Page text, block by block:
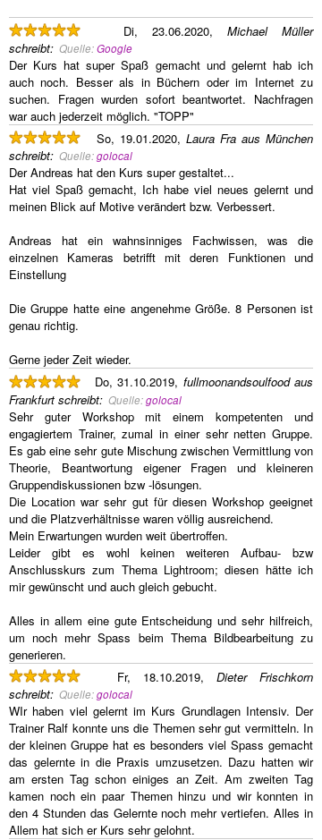
Di, 23.06.2020, Michael Müller
schreibt: Quelle:Google
Der Kurs hat super Spaß gemacht und gelernt hab ich
auch noch. Besser als in Büchern oder im Internet zu
suchen. Fragen wurden sofort beantwortet. Nachfragen
war auch jederzeit möglich. "TOPP"
So, 19.01.2020, Laura Fra aus München
schreibt: Quelle:golocal
Der Andreas hat den Kurs super gestaltet...
Hat viel Spaß gemacht, Ich habe viel neues gelernt und
meinen Blick auf Motive verändert bzw. Verbessert.
Andreas hat ein wahnsinniges Fachwissen, was die
einzelnen Kameras betrifft mit deren Funktionen und
Einstellung
Die Gruppe hatte eine angenehme Größe. 8 Personen ist
genau richtig.
Gerne jeder Zeit wieder.
Do, 31.10.2019, fullmoonandsoulfood aus
Frankfurt schreibt: Quelle:golocal
Sehr guter Workshop mit einem kompetenten und
engagiertem Trainer, zumal in einer sehr netten Gruppe.
Es gab eine sehr gute Mischung zwischen Vermittlung von
Theorie, Beantwortung eigener Fragen und kleineren
Gruppendiskussionen bzw -lösungen.
Die Location war sehr gut für diesen Workshop geeignet
und die Platzverhältnisse waren völlig ausreichend.
Mein Erwartungen wurden weit übertroffen.
Leider gibt es wohl keinen weiteren Aufbau- bzw
Anschlusskurs zum Thema Lightroom; diesen hätte ich
mir gewünscht und auch gleich gebucht.
Alles in allem eine gute Entscheidung und sehr hilfreich,
um noch mehr Spass beim Thema Bildbearbeitung zu
generieren.
Fr, 18.10.2019,Dieter Frischkorn
schreibt: Quelle:golocal
WIr haben viel gelernt im Kurs Grundlagen Intensiv. Der
Trainer Ralf konnte uns die Themen sehr gut vermitteln. In
der kleinen Gruppe hat es besonders viel Spass gemacht
das gelernte in die Praxis umzusetzen. Dazu hatten wir
am ersten Tag schon einiges an Zeit. Am zweiten Tag
kamen noch ein paar Themen hinzu und wir konnten in
den 4 Stunden das Gelernte noch mehr vertiefen. Alles in
Allem hat sich er Kurs sehr gelohnt.